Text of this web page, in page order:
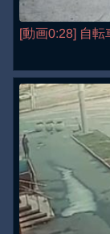
[動画0:28] 自